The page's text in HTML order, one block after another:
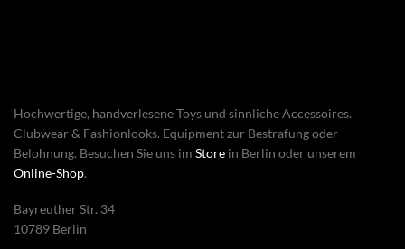
Hochwertige, handverlesene Toys und sinnliche Accessoires.
Clubwear & Fashionlooks. Equipment zur Bestrafung oder
Belohnung. Besuchen Sie uns im Store in Berlin oder unserem
Online-Shop.
Bayreuther Str. 34
10789 Berlin